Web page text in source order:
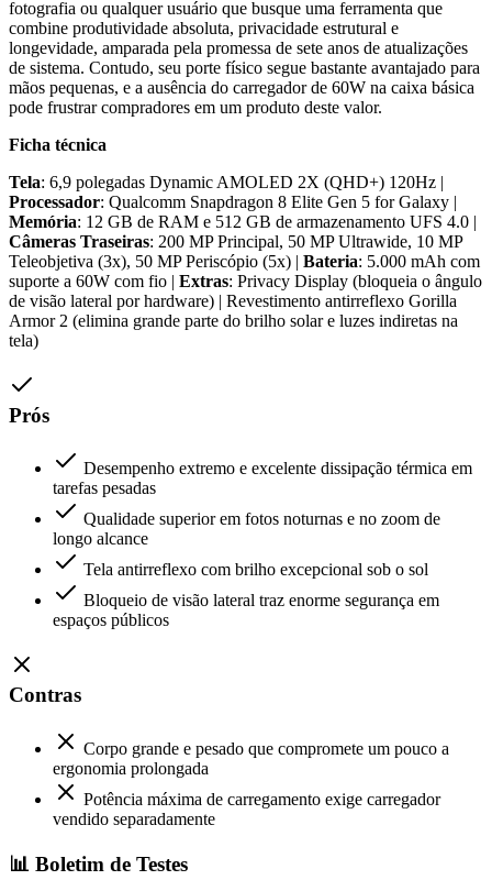
fotografia ou qualquer usuário que busque uma ferramenta que
combine produtividade absoluta, privacidade estrutural e
longevidade, amparada pela promessa de sete anos de atualizações
de sistema. Contudo, seu porte físico segue bastante avantajado para
mãos pequenas, e a ausência do carregador de 60W na caixa básica
pode frustrar compradores em um produto deste valor.
Ficha técnica
Tela: 6,9 polegadas Dynamic AMOLED 2X (QHD+) 120Hz |
Processador: Qualcomm Snapdragon 8 Elite Gen 5 for Galaxy |
Memória: 12 GB de RAM e 512 GB de armazenamento UFS 4.0 |
Câmeras Traseiras: 200 MP Principal, 50 MP Ultrawide, 10 MP
Teleobjetiva (3x), 50 MP Periscópio (5x) | Bateria: 5.000 mAh com
suporte a 60W com fio | Extras: Privacy Display (bloqueia o ângulo
de visão lateral por hardware) | Revestimento antirreflexo Gorilla
Armor 2 (elimina grande parte do brilho solar e luzes indiretas na
tela)
Prós
Desempenho extremo e excelente dissipação térmica em
tarefas pesadas
Qualidade superior em fotos noturnas e no zoom de
longo alcance
Tela antirreflexo com brilho excepcional sob o sol
Bloqueio de visão lateral traz enorme segurança em
espaços públicos
Contras
Corpo grande e pesado que compromete um pouco a
ergonomia prolongada
Potência máxima de carregamento exige carregador
vendido separadamente
📊 Boletim de Testes